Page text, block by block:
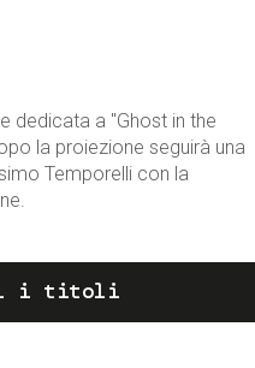
dedicata a "Ghost in the
la proiezione seguirà una
Temporelli con la
i titoli